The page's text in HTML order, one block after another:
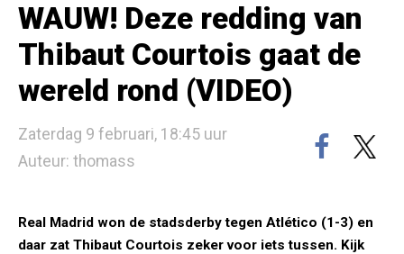
WAUW! Deze redding van
Thibaut Courtois gaat de
wereld rond (VIDEO)
Zaterdag 9 februari, 18:45 uur
Auteur: thomass
Real Madrid won de stadsderby tegen Atlético (1-3) en
daar zat Thibaut Courtois zeker voor iets tussen. Kijk